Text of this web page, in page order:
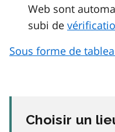
Web sont
subi de
Sous forme de
Choisir un